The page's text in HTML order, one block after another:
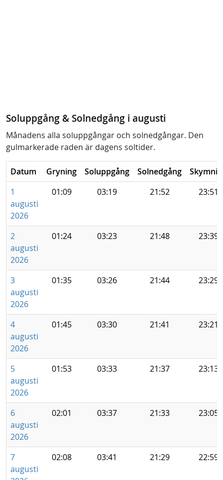
Soluppgång & Solnedgång i augusti
Månadens alla soluppgångar och solnedgångar. Den
gulmarkerade raden är dagens soltider.
Datum Gryning Soluppgång Solnedgång
1
augusti
2026
01:09 03:19 21:52 23:51
2
augusti
2026
01:24 03:23 21:48 23:39
3
augusti
2026
01:35 03:26 21:44 23:29
4
augusti
2026
01:45 03:30 21:41 23:21
5
augusti
2026
01:53 03:33 21:37 23:13
6
augusti
2026
02:01 03:37 21:33 23:05
7
augusti
02:08 03:41 21:29 22:59